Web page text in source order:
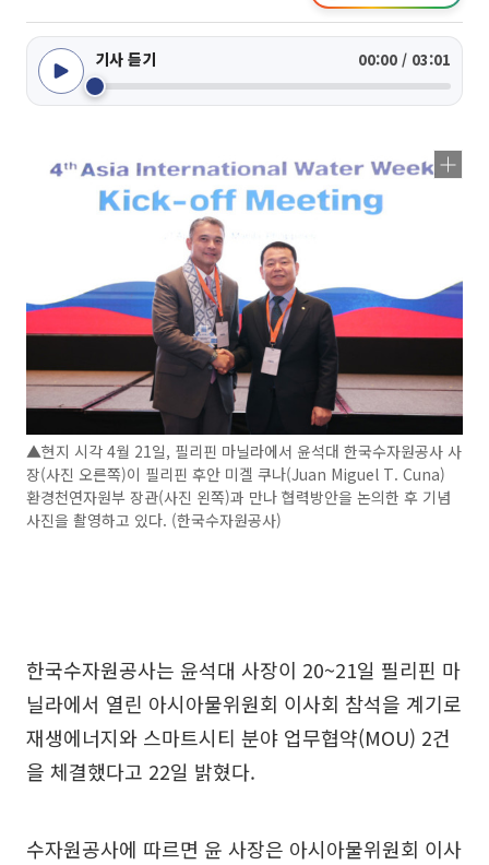
기사 듣기 00:00 / 03:01
▲현지 시각 4월 21일, 필리핀 마닐라에서 윤석대 한국수자원공사 사
장(사진 오른쪽)이 필리핀 후안 미겔 쿠나(Juan Miguel T. Cuna)
환경천연자원부 장관(사진 왼쪽)과 만나 협력방안을 논의한 후 기념
사진을 촬영하고 있다. (한국수자원공사)
한국수자원공사는 윤석대 사장이 20~21일 필리핀 마
닐라에서 열린 아시아물위원회 이사회 참석을 계기로
재생에너지와 스마트시티 분야 업무협약(MOU) 2건
을 체결했다고 22일 밝혔다.
수자원공사에 따르면 윤 사장은 아시아물위원회 이사